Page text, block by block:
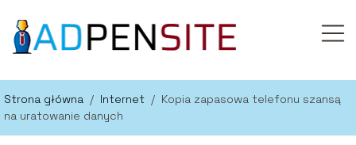
Strona główna / Internet / Kopia zapasowa telefonu szansą
na uratowanie danych